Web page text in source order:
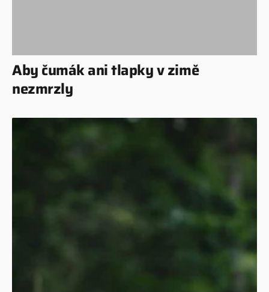
Aby čumák ani tlapky v zimě
nezmrzly